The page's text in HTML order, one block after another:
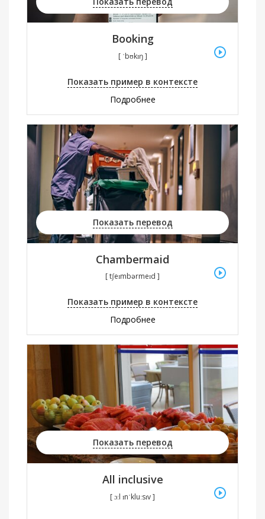
Booking
[ ˈbʊkɪŋ ]
Показать пример в контексте
Подробнее
Показать перевод
Chambermaid
[ tʃeɪmbərmeɪd ]
Показать пример в контексте
Подробнее
Показать перевод
All inclusive
[ ɔːl ɪnˈkluːsɪv ]